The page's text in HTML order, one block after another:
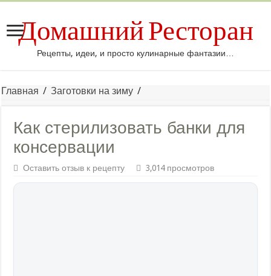
Домашний Ресторан
Рецепты, идеи, и просто кулинарные фантазии…
Главная / Заготовки на зиму /
Как стерилизовать банки для
консервации
Оставить отзыв к рецепту 3,014 просмотров